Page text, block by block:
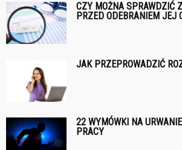
CZY MOŻNA SPRAWDZIĆ
PRZED ODEBRANIEM JEJ
JAK PRZEPROWADZIĆ
22 WYMÓWKI NA
PRACY